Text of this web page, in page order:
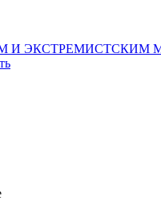
И ЭКСТРЕМИСТСКИМ